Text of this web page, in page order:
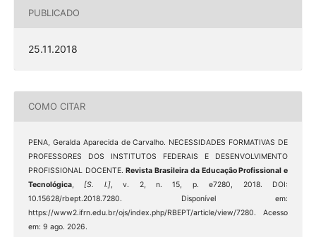
PUBLICADO
25.11.2018
COMO CITAR
PENA, Geralda Aparecida de Carvalho. NECESSIDADES FORMATIVAS DE
PROFESSORES DOS INSTITUTOS FEDERAIS E DESENVOLVIMENTO
PROFISSIONAL DOCENTE.Revista Brasileira da Educação Profissional e
Tecnológica,[S. l.], v. 2, n. 15, p. e7280, 2018. DOI:
10.15628/rbept.2018.7280. Disponível em:
https://www2.ifrn.edu.br/ojs/index.php/RBEPT/article/view/7280. Acesso
em: 9 ago. 2026.